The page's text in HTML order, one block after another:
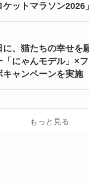
ケットマラソン2026
に、猫たちの幸せを
「にゃんモデル」×
キャンペーンを実施
もっと見る